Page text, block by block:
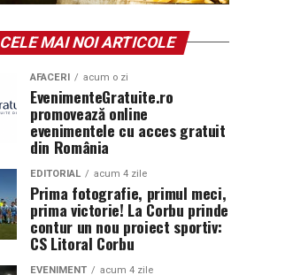
CELE MAI NOI ARTICOLE
AFACERI acum o zi
EvenimenteGratuite.ro
promovează online
evenimentele cu acces gratuit
din România
EDITORIAL acum 4 zile
Prima fotografie, primul meci,
prima victorie! La Corbu prinde
contur un nou proiect sportiv:
CS Litoral Corbu
EVENIMENT acum 4 zile